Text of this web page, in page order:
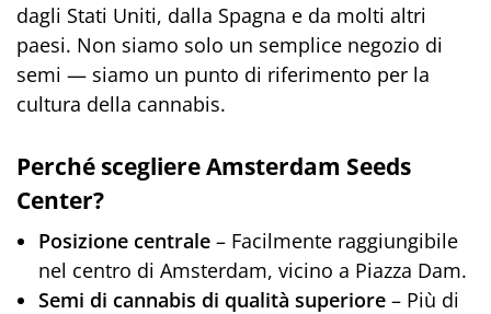
dagli Stati Uniti, dalla Spagna e da molti altri
paesi. Non siamo solo un semplice negozio di
semi — siamo un punto di riferimento per la
cultura della cannabis.
Perché scegliere Amsterdam Seeds
Center?
Posizione centrale – Facilmente raggiungibile
nel centro di Amsterdam, vicino a Piazza Dam.
Semi di cannabis di qualità superiore – Più di